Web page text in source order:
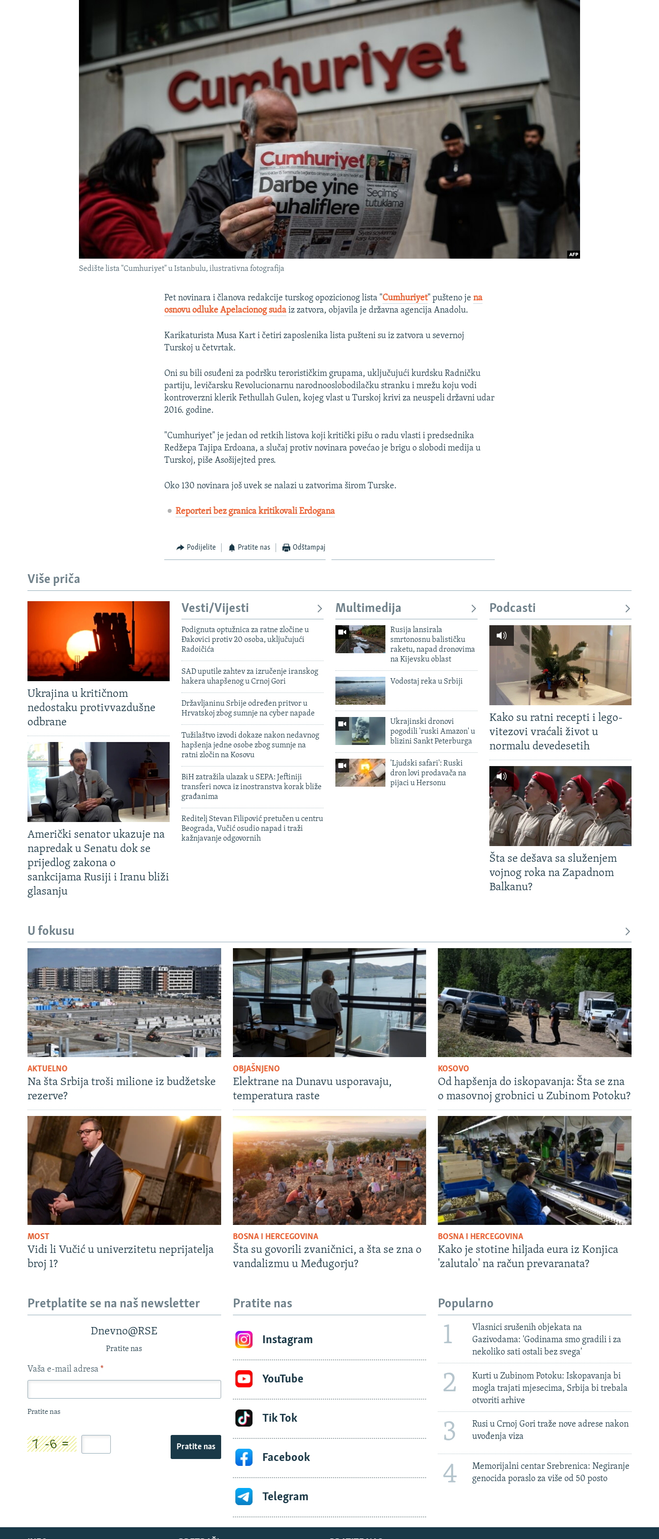
GENOCID U SREBRENICI
NASTANAK I RASPAD JUGOSLAVIJE
Sedište lista "Cumhuriyet" u Istanbulu, ilustrativna fotografija
Pet novinara i članova redakcije turskog opozicionog lista "Cumhuriyet" pušteno jena
osnovu odluke Apelacionog suda iz zatvora, objavila je državna agencija Anadolu.
Karikaturista Musa Kart i četiri zaposlenika lista pušteni su iz zatvora u severnoj
Turskoj u četvrtak.
Oni su bili osuđeni za podršku terorističkim grupama, uključujući kurdsku Radničku
partiju, levičarsku Revolucionarnu narodnooslobodilačku stranku i mrežu koju vodi
kontroverzni klerik Fethullah Gulen, kojeg vlast u Turskoj krivi za neuspeli državni udar
2016. godine.
"Cumhuriyet" je jedan od retkih listova koji kritički pišu o radu vlasti i predsednika
Redžepa Tajipa Erdoana, a slučaj protiv novinara povećao je brigu o slobodi medija u
Turskoj, piše Asošijejted pres.
Oko 130 novinara još uvek se nalazi u zatvorima širom Turske.
Reporteri bez granica kritikovali Erdogana
Podijelite Pratite nas Odštampaj
Više priča
Ukrajina u kritičnom
nedostaku protivvazdušne
odbrane
Američki senator ukazuje na
napredak u Senatu dok se
prijedlog zakona o
sankcijama Rusiji i Iranu bliži
glasanju
Vesti/Vijesti
Podignuta optužnica za ratne zločine u
Đakovici protiv 20 osoba, uključujući
Radoičića
SAD uputile zahtev za izručenje iranskog
hakera uhapšenog u Crnoj Gori
Državljaninu Srbije određen pritvor u
Hrvatskoj zbog sumnje na cyber napade
Tužilaštvo izvodi dokaze nakon nedavnog
hapšenja jedne osobe zbog sumnje na
ratni zločin na Kosovu
BiH zatražila ulazak u SEPA: Jeftiniji
transferi novca iz inostranstva korak bliže
građanima
Reditelj Stevan Filipović pretučen u centru
Beograda, Vučić osudio napad i traži
kažnjavanje odgovornih
Multimedija
Rusija lansirala
smrtonosnu balističku
raketu, napad dronovima
na Kijevsku oblast
Vodostaj reka u Srbiji
Ukrajinski dronovi
pogodili 'ruski Amazon' u
blizini Sankt Peterburga
'Ljudski safari': Ruski
dron lovi prodavača na
pijaci u Hersonu
Podcasti
Kako su ratni recepti i lego-
vitezovi vraćali život u
normalu devedesetih
Šta se dešava sa služenjem
vojnog roka na Zapadnom
Balkanu?
U fokusu
AKTUELNO
Na šta Srbija troši milione iz budžetske
rezerve?
OBJAŠNJENO
Elektrane na Dunavu usporavaju,
temperatura raste
KOSOVO
Od hapšenja do iskopavanja: Šta se zna
o masovnoj grobnici u Zubinom Potoku?
MOST
Vidi li Vučić u univerzitetu neprijatelja
broj 1?
BOSNA I HERCEGOVINA
Šta su govorili zvaničnici, a šta se zna o
vandalizmu u Međugorju?
BOSNA I HERCEGOVINA
Kako je stotine hiljada eura iz Konjica
'zalutalo' na račun prevaranata?
Pretplatite se na naš newsletter
Dnevno@RSE
Pratite nas
Vaša e-mail adresa *
Pratite nas
Pratite nas
Pratite nas
Instagram
YouTube
Tik Tok
Facebook
Telegram
Popularno
1
Vlasnici srušenih objekata na
Gazivodama: 'Godinama smo gradili i za
nekoliko sati ostali bez svega'
2
Kurti u Zubinom Potoku: Iskopavanja bi
mogla trajati mjesecima, Srbija bi trebala
otvoriti arhive
3
Rusi u Crnoj Gori traže nove adrese nakon
uvođenja viza
4
Memorijalni centar Srebrenica: Negiranje
genocida poraslo za više od 50 posto